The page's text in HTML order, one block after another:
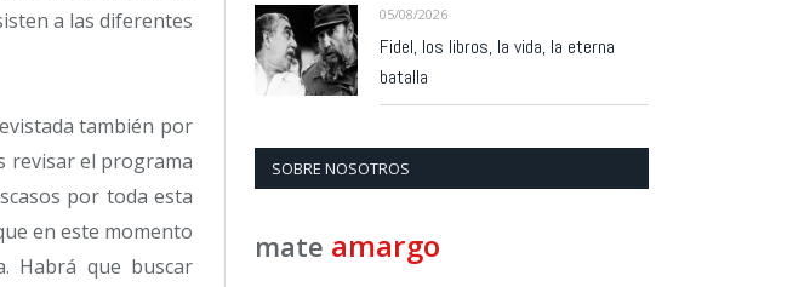
a las diferentes
también por
revisar el programa
por toda esta
en este momento
Habrá que buscar
05/08/2026
Fidel, los libros, la vida, la eterna
batalla
SOBRE NOSOTROS
mate amargo